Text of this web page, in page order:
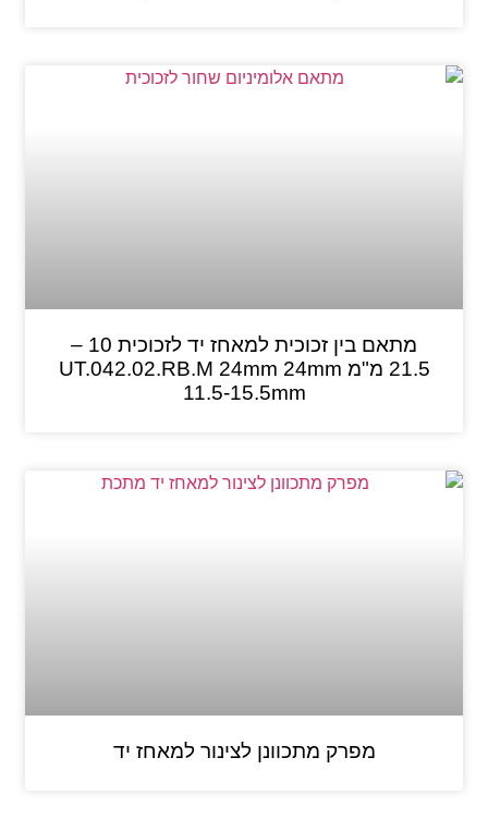
מתאם בין זכוכית למאחז יד לזכוכית 10 –
21.5 מ"מ UT.042.02.RB.M 24mm 24mm
11.5-15.5mm
מפרק מתכוונן לצינור למאחז יד